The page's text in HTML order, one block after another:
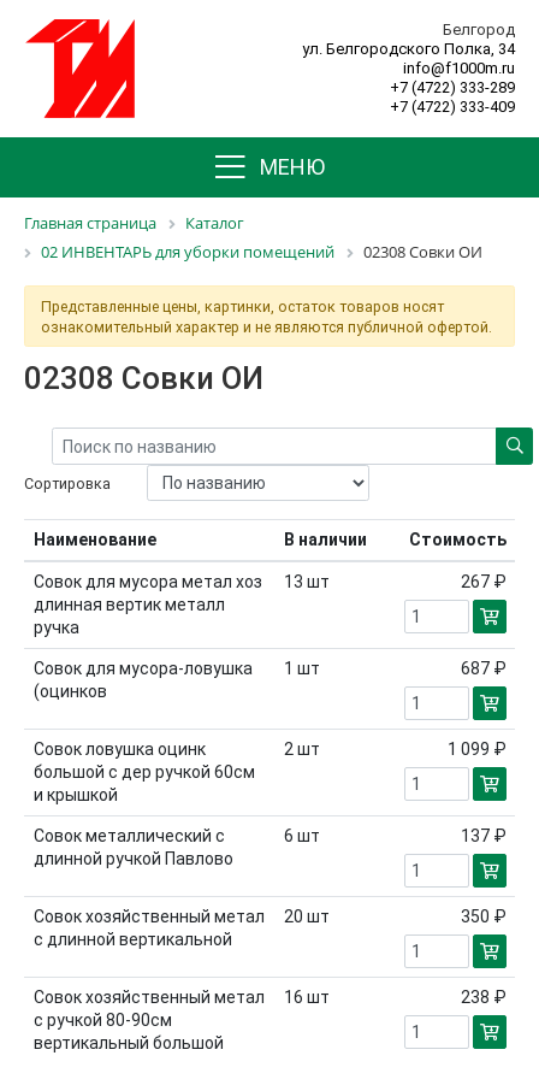
Белгород
ул. Белгородского Полка, 34
info@f1000m.ru
+7 (4722) 333-289
+7 (4722) 333-409
МЕНЮ
Главная страница
Каталог
02 ИНВЕНТАРЬ для уборки помещений
02308 Совки ОИ
Представленные цены, картинки, остаток товаров носят
ознакомительный характер и не являются публичной офертой.
02308 Совки ОИ
Сортировка
Наименование В наличии Стоимость
Совок для мусора метал хоз
длинная вертик металл
ручка
13 шт 267 ₽
Совок для мусора-ловушка
(оцинков
1 шт 687 ₽
Совок ловушка оцинк
большой с дер ручкой 60см
и крышкой
2шт 1 099 ₽
Совок металлический с
длинной ручкой Павлово
6 шт 137 ₽
Совок хозяйственный метал
с длинной вертикальной
20 шт 350 ₽
Совок хозяйственный метал
с ручкой 80-90см
вертикальный большой
16 шт 238 ₽